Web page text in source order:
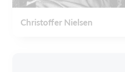
Christoffer Nielsen